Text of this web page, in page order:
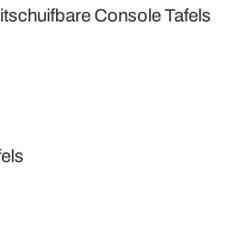
Console Tafels